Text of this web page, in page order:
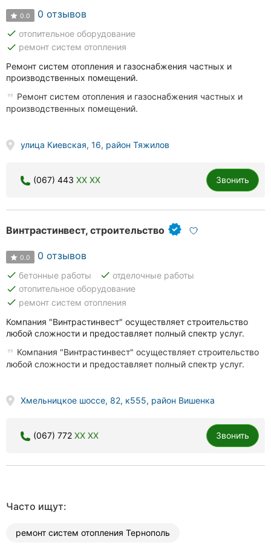
0.0 0 отзывов
done отопительное оборудование
done ремонт систем отопления
Ремонт систем отопления и газоснабжения частных и
производственных помещений.
Ремонт систем отопления и газоснабжения частных и
производственных помещений.
улица Киевская, 16, район Тяжилов
(067) 443 XX XX Звонить
Винтрастинвест, строительство
0.0 0 отзывов
done бетонные работы done отделочные работы
done отопительное оборудование
done ремонт систем отопления
Компания "Винтрастинвест" осуществляет строительство
любой сложности и предоставляет полный спектр услуг.
Компания "Винтрастинвест" осуществляет строительство
любой сложности и предоставляет полный спектр услуг.
Хмельницкое шоссе, 82, к555, район Вишенка
(067) 772 XX XX Звонить
Часто ищут:
ремонт систем отопления Тернополь